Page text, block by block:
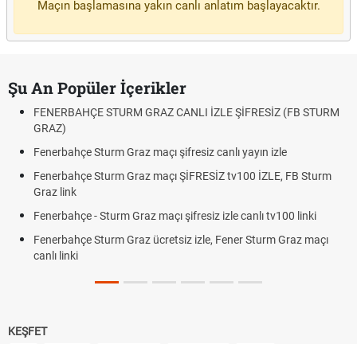
Maçın başlamasına yakın canlı anlatım başlayacaktır.
Şu An Popüler İçerikler
FENERBAHÇE STURM GRAZ CANLI İZLE ŞİFRESİZ (FB STURM
GRAZ)
Fenerbahçe Sturm Graz maçı şifresiz canlı yayın izle
Fenerbahçe Sturm Graz maçı ŞİFRESİZ tv100 İZLE, FB Sturm
Graz link
Fenerbahçe - Sturm Graz maçı şifresiz izle canlı tv100 linki
Fenerbahçe Sturm Graz ücretsiz izle, Fener Sturm Graz maçı
canlı linki
KEŞFET